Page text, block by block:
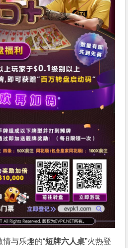
与乐趣的“短牌六人桌”火热登